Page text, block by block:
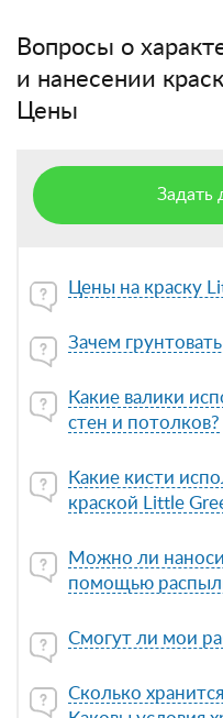
Вопросы о
и нанесении
Цены
Задать
Цены на краску
Зачем
Какие валики
стен и потолков?
Какие кисти
краской Little
Можно ли
помощью
Смогут ли мои
Сколько